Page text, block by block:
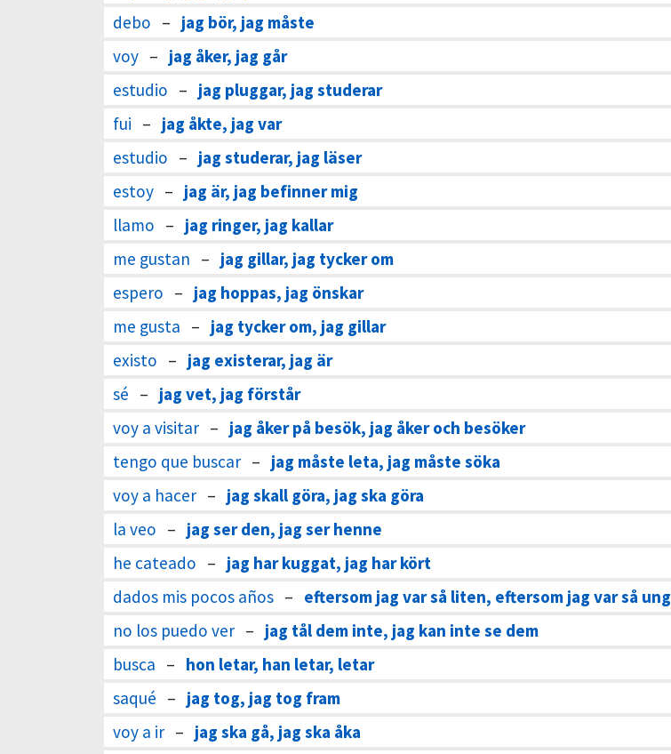
debo – jag bör, jag måste
voy – jag åker, jag går
estudio – jag pluggar, jag studerar
fui – jag åkte, jag var
estudio – jag studerar, jag läser
estoy – jag är, jag befinner mig
llamo – jag ringer, jag kallar
me gustan – jag gillar, jag tycker om
espero – jag hoppas, jag önskar
me gusta – jag tycker om, jag gillar
existo – jag existerar, jag är
sé – jag vet, jag förstår
voy a visitar – jag åker på besök, jag åker och besöker
tengo que buscar – jag måste leta, jag måste söka
voy a hacer – jag skall göra, jag ska göra
la veo – jag ser den, jag ser henne
he cateado – jag har kuggat, jag har kört
dados mis pocos años – eftersom jag var så liten, eftersom jag var så ung
no los puedo ver – jag tål dem inte, jag kan inte se dem
busca – hon letar, han letar, letar
saqué – jag tog, jag tog fram
voy a ir – jag ska gå, jag ska åka